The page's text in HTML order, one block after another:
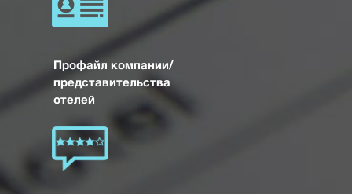
Профайл компании/
представительства
отелей